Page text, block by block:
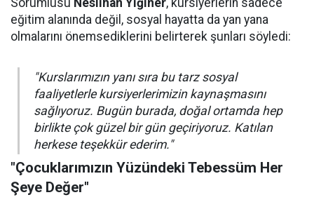
Sorumlusu Neslihan Yiğiner, kursiyerlerin sadece
eğitim alanında değil, sosyal hayatta da yan yana
olmalarını önemsediklerini belirterek şunları söyledi:
"Kurslarımızın yanı sıra bu tarz sosyal
faaliyetlerle kursiyerlerimizin kaynaşmasını
sağlıyoruz. Bugün burada, doğal ortamda hep
birlikte çok güzel bir gün geçiriyoruz. Katılan
herkese teşekkür ederim."
"Çocuklarımızın Yüzündeki Tebessüm Her
Şeye Değer"